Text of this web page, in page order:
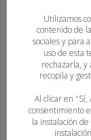
Utilizamos
contenido de
sociales y para
uso de esta
rechazarla,
recopila y
Al clicar en "Sí,
consentimiento
la instalación